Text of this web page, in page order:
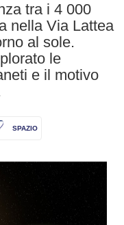
tra i 4 000
nella Via Lattea
al sole.
le
e il motivo
SPAZIO